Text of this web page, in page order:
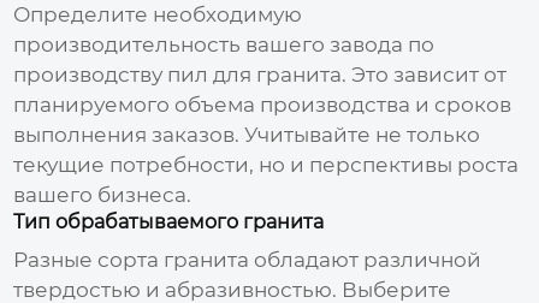
Определите необходимую
производительность вашегозавода по
производству пил для гранита. Это зависит от
планируемого объема производства и сроков
выполнения заказов. Учитывайте не только
текущие потребности, но и перспективы роста
вашего бизнеса.
Тип обрабатываемого гранита
Разные сорта гранита обладают различной
твердостью и абразивностью. Выберите